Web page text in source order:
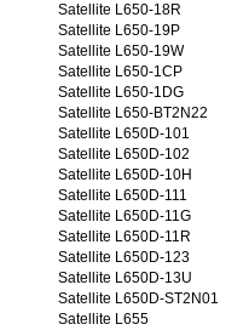
Satellite L650-18R
Satellite L650-19P
Satellite L650-19W
Satellite L650-1CP
Satellite L650-1DG
Satellite L650-BT2N22
Satellite L650D-101
Satellite L650D-102
Satellite L650D-10H
Satellite L650D-111
Satellite L650D-11G
Satellite L650D-11R
Satellite L650D-123
Satellite L650D-13U
Satellite L650D-ST2N01
Satellite L655